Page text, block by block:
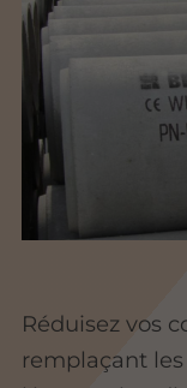
Réduisez vos
remplaçant